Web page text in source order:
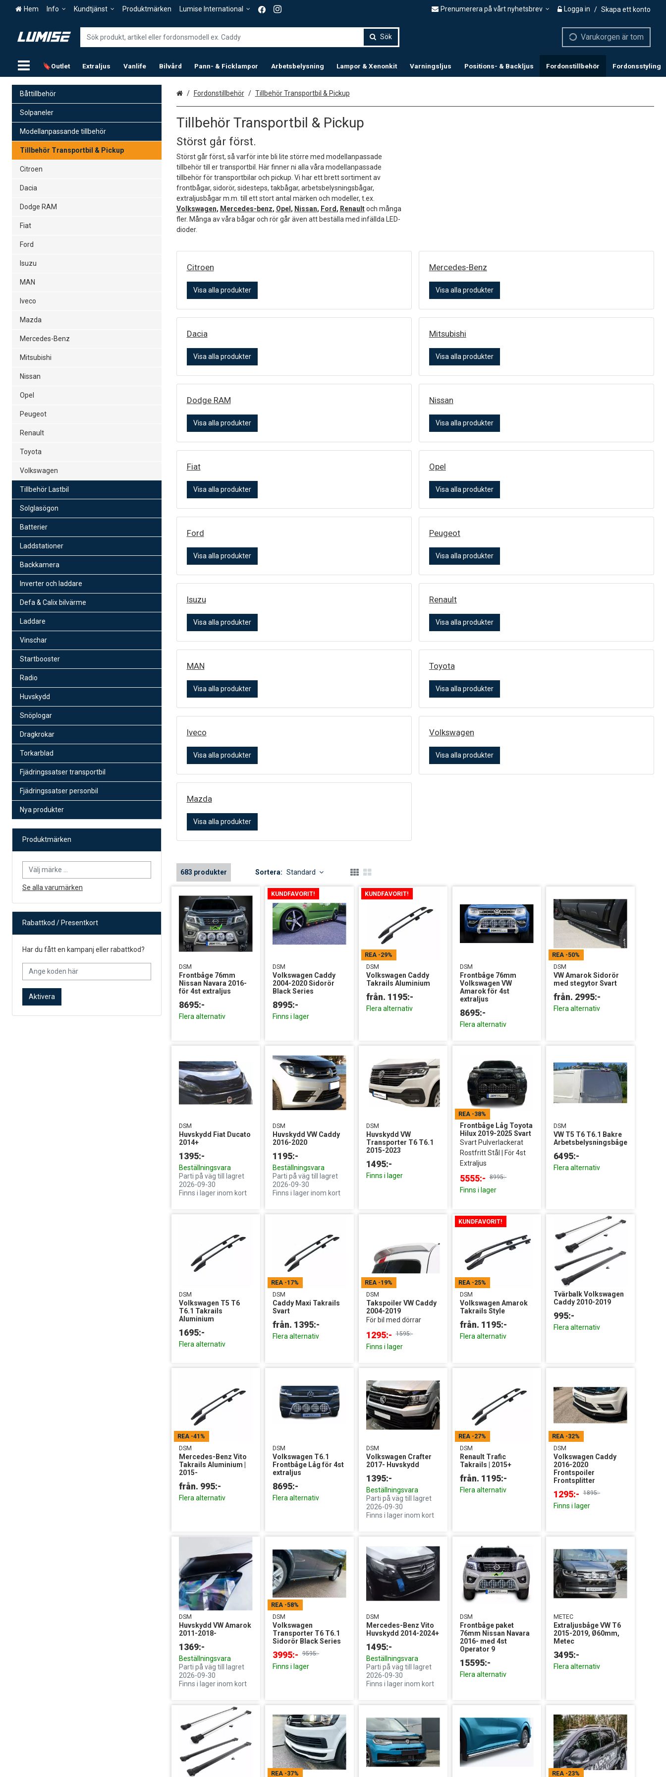
Hem Info Kundtjänst Produktmärken Lumise International Prenumerera på vårt nyhetsbrev Logga in / Skapa ett konto
Sök Varukorgen är tom
🔖Outlet Extraljus Vanlife Bilvård Pann- & Ficklampor Arbetsbelysning Lampor & Xenonkit Varningsljus Positions- & Backljus Fordonstillbehör Fordonsstyling
Båttillbehör
Solpaneler
Modellanpassande tillbehör
Tillbehör Transportbil & Pickup
Citroen
Dacia
Dodge RAM
Fiat
Ford
Isuzu
MAN
Iveco
Mazda
Mercedes-Benz
Mitsubishi
Nissan
Opel
Peugeot
Renault
Toyota
Volkswagen
Tillbehör Lastbil
Solglasögon
Batterier
Laddstationer
Backkamera
Inverter och laddare
Defa & Calix bilvärme
Laddare
Vinschar
Startbooster
Radio
Huvskydd
Snöplogar
Dragkrokar
Torkarblad
Fjädringssatser transportbil
Fjädringssatser personbil
Nya produkter
Produktmärken
Se alla varumärken
Rabattkod / Presentkort
Har du fått en kampanj eller rabattkod?
Aktivera
HemFordonstillbehör Tillbehör Transportbil & Pickup
Tillbehör Transportbil & Pickup
Störst går först.
Störst går först, så varför inte bli lite större med modellanpassade
tillbehör till er transportbil. Här finner ni alla våra modellanpassade
tillbehör för transportbilar och pickup. Vi har ett brett sortiment av
frontbågar, sidorör, sidesteps, takbågar, arbetsbelysningsbågar,
extraljusbågar m.m. till ett stort antal märken och modeller, t.ex.
Volkswagen, Mercedes-benz, Opel, Nissan, Ford, Renaultoch många
fler. Många av våra bågar och rör går även att beställa med infällda LED-
dioder.
Citroen
Visa alla produkter
Dacia
Visa alla produkter
Dodge RAM
Visa alla produkter
Fiat
Visa alla produkter
Ford
Visa alla produkter
Isuzu
Visa alla produkter
MAN
Visa alla produkter
Iveco
Visa alla produkter
Mazda
Visa alla produkter
Mercedes-Benz
Visa alla produkter
Mitsubishi
Visa alla produkter
Nissan
Visa alla produkter
Opel
Visa alla produkter
Peugeot
Visa alla produkter
Renault
Visa alla produkter
Toyota
Visa alla produkter
Volkswagen
Visa alla produkter
DSM
Frontbåge 76mm
Nissan Navara 2016-
för 4st extraljus
8695:-
Flera alternativ
KUNDFAVORIT!
DSM
Volkswagen Caddy
2004-2020 Sidorör
Black Series
8995:-
Finns i lager
KUNDFAVORIT!
REA -29%
DSM
Volkswagen Caddy
Takrails Aluminium
Flera alternativ
DSM
Frontbåge 76mm
Volkswagen VW
Amarok för 4st
extraljus
8695:-
Flera alternativ
REA -50%
DSM
VW Amarok Sidorör
med stegytor Svart
Flera alternativ
DSM
Huvskydd Fiat Ducato
2014+
1395:-
Beställningsvara
Parti på väg till lagret
2026-09-30
Finns i lager inom kort
DSM
Huvskydd VW Caddy
2016-2020
1195:-
Beställningsvara
Parti på väg till lagret
2026-09-30
Finns i lager inom kort
DSM
Huvskydd VW
Transporter T6 T6.1
2015-2023
1495:-
Finns i lager
REA -38%
Frontbåge Låg Toyota
Hilux 2019-2025 Svart
Svart Pulverlackerat
Rostfritt Stål | För 4st
Extraljus
5555:- 8995:-
Finns i lager
DSM
VW T5 T6 T6.1 Bakre
Arbetsbelysningsbåge
6495:-
Flera alternativ
DSM
Volkswagen T5 T6
T6.1 Takrails
Aluminium
1695:-
Flera alternativ
REA -17%
DSM
Caddy Maxi Takrails
Svart
Flera alternativ
REA -19%
DSM
Takspoiler VW Caddy
2004-2019
För bil med dörrar
1295:- 1595:-
Finns i lager
KUNDFAVORIT!
REA -25%
DSM
Volkswagen Amarok
Takrails Style
Flera alternativ
Tvärbalk Volkswagen
Caddy 2010-2019
995:-
Flera alternativ
REA -41%
DSM
Mercedes-Benz Vito
Takrails Aluminium |
2015-
Flera alternativ
DSM
Volkswagen T6.1
Frontbåge Låg för 4st
extraljus
8695:-
Flera alternativ
DSM
Volkswagen Crafter
2017- Huvskydd
1395:-
Beställningsvara
Parti på väg till lagret
2026-09-30
Finns i lager inom kort
REA -27%
DSM
Renault Trafic
Takrails | 2015+
Flera alternativ
REA -32%
DSM
Volkswagen Caddy
2016-2020
Frontspoiler
Frontsplitter
1295:- 1895:-
Finns i lager
DSM
Huvskydd VW Amarok
2011-2018-
1369:-
Beställningsvara
Parti på väg till lagret
2026-09-30
Finns i lager inom kort
REA -58%
DSM
Volkswagen
Transporter T6 T6.1
Sidorör Black Series
3995:- 9595:-
Finns i lager
DSM
Mercedes-Benz Vito
Huvskydd 2014-2024+
1495:-
Beställningsvara
Parti på väg till lagret
2026-09-30
Finns i lager inom kort
DSM
Frontbåge paket
76mm Nissan Navara
2016- med 4st
Operator 9
15595:-
Flera alternativ
METEC
Extraljusbåge VW T6
2015-2019, Ø60mm,
Metec
3495:-
Flera alternativ
REA -37% REA -23%
683 produkter Sortera: Standard